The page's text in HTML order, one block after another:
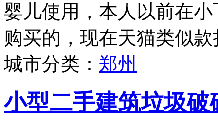
婴儿使用，本人以前在
购买的，现在天猫类似
城市分类： 郑州
小型二手建筑垃圾破